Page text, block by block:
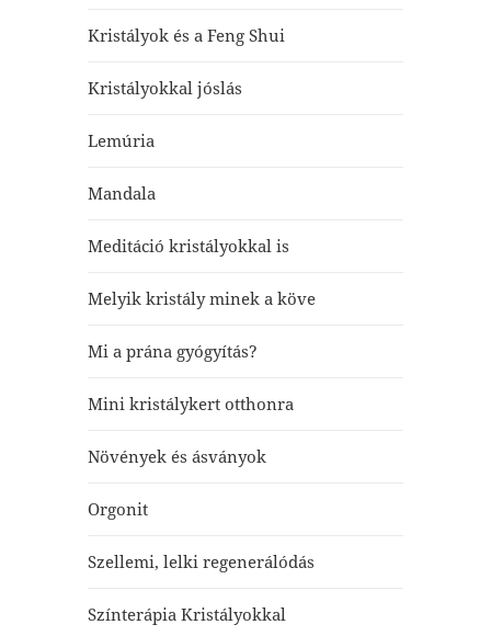
Kristályok és a Feng Shui
Kristályokkal jóslás
Lemúria
Mandala
Meditáció kristályokkal is
Melyik kristály minek a köve
Mi a prána gyógyítás?
Mini kristálykert otthonra
Növények és ásványok
Orgonit
Szellemi, lelki regenerálódás
Színterápia Kristályokkal